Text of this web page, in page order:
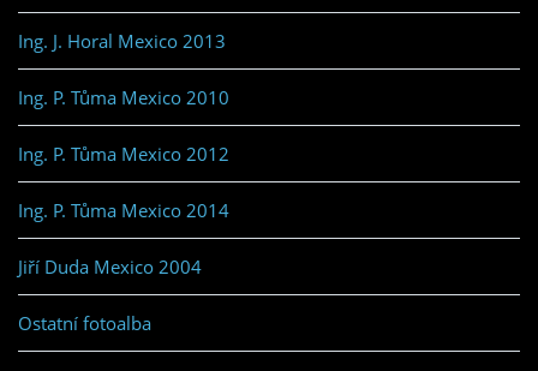
Ing. J. Horal Mexico 2013
Ing. P. Tůma Mexico 2010
Ing. P. Tůma Mexico 2012
Ing. P. Tůma Mexico 2014
Jiří Duda Mexico 2004
Ostatní fotoalba